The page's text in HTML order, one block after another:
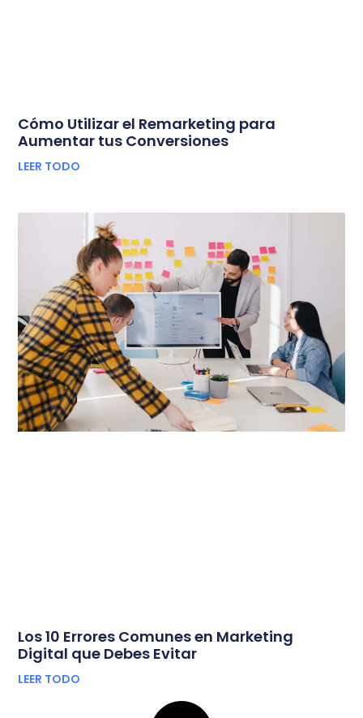
Cómo Utilizar el Remarketing para
Aumentar tus Conversiones
LEER TODO
Los 10 Errores Comunes en Marketing
Digital que Debes Evitar
LEER TODO